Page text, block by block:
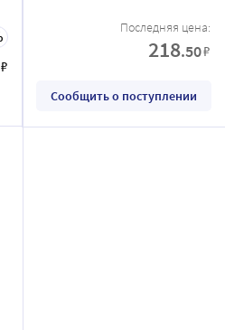
₽
Последняя цена:
218.50₽
Сообщить о поступлении